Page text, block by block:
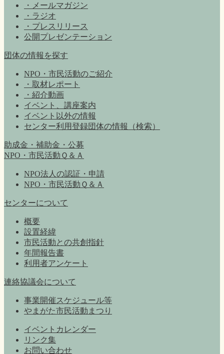
・メールマガジン
・ラジオ
・プレスリリース
公開プレゼンテーション
団体の情報を探す
NPO・市民活動のご紹介
・取材レポート
・紹介動画
イベント、講座案内
イベント以外の情報
センター利用登録団体の情報（検索）
助成金・補助金・公募
NPO・市民活動Ｑ＆Ａ
NPO法人の認証・申請
NPO・市民活動Ｑ＆Ａ
センターについて
概要
設置経緯
市民活動との共創指針
年間報告書
利用者アンケート
連絡協議会について
事業開催スケジュール等
やまがた市民活動まつり
イベントカレンダー
リンク集
お問い合わせ